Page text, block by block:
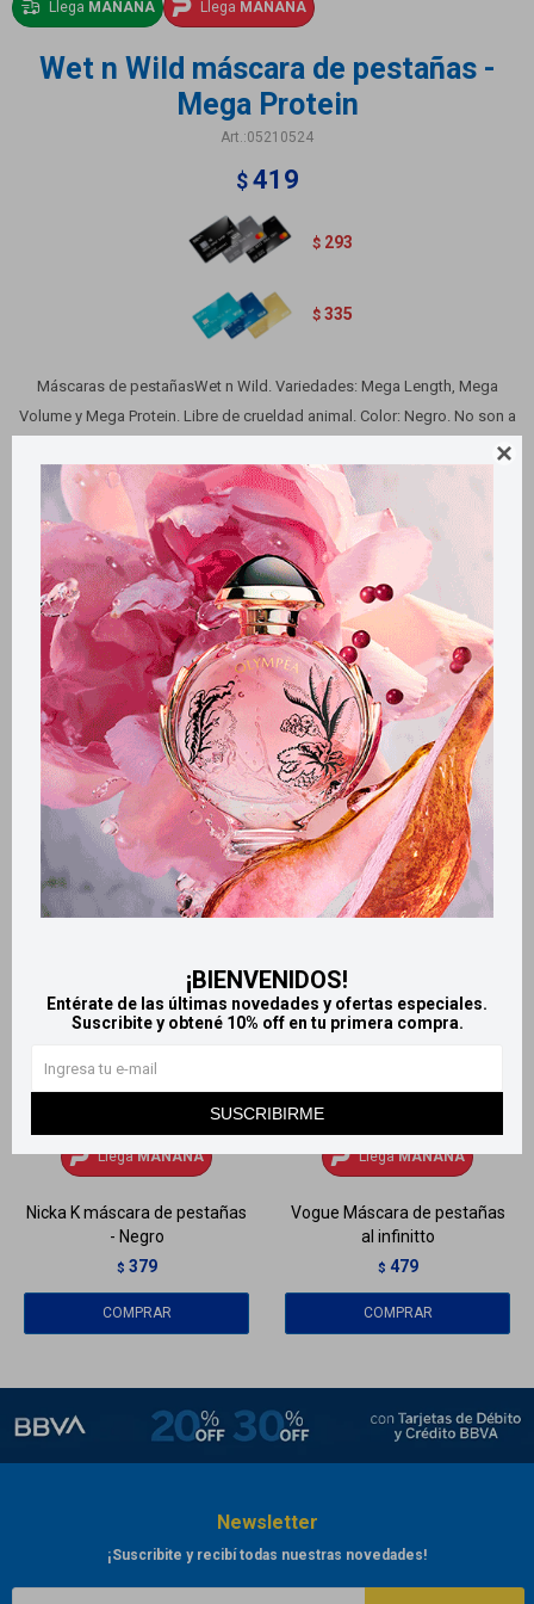

¡BIENVENIDOS!
Entérate de las últimas novedades y ofertas especiales.
Suscribite y obtené 10% off en tu primera compra.
SUSCRIBIRME
Llega MAÑANA Llega MAÑANA
Wet n Wild máscara de pestañas -
Mega Protein
05210524
$ 419
$ 293
$ 335
Máscaras de pestañasWet n Wild. Variedades: Mega Length, Mega
Volume y Mega Protein. Libre de crueldad animal. Color: Negro. No son a
Métodos y costos de envío
Retiros gratuitos en tiendas
CARACTERÍSTICAS
Zona de aplicación Ojos
Productos que te pueden interesar
LlegaMAÑANA
Nicka K máscara de pestañas
- Negro
$ 379
LlegaMAÑANA
Vogue Máscara de pestañas
al infinitto
$ 479
Newsletter
¡Suscribite y recibí todas nuestras novedades!